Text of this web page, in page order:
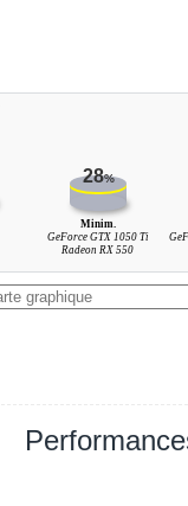
28%
Minim.
GeForce GTX 1050 Ti
Radeon RX 550